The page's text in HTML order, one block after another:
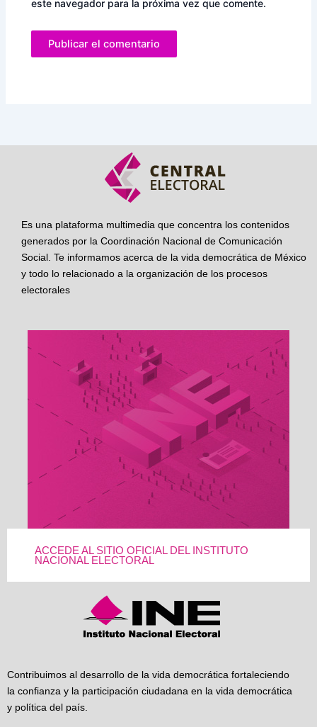
este navegador para la próxima vez que comente.
Es una plataforma multimedia que concentra los contenidos
generados por la Coordinación Nacional de Comunicación
Social. Te informamos acerca de la vida democrática de México
y todo lo relacionado a la organización de los procesos
electorales
ACCEDE AL SITIO OFICIAL DEL INSTITUTO
NACIONAL ELECTORAL
Contribuimos al desarrollo de la vida democrática fortaleciendo
la confianza y la participación ciudadana en la vida democrática
y política del país.